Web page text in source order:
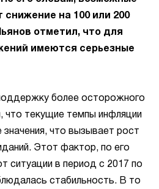
на 100 или 200
отметил, что для
имеются серьезные
более осторожного
что текущие темпы инфляции
что вызывает рост
Этот фактор, по его
ситуации в период с 2017 по
стабильность. В то